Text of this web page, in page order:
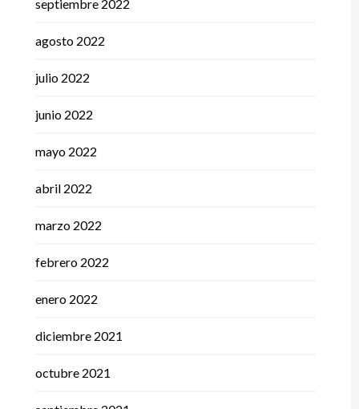
septiembre 2022
agosto 2022
julio 2022
junio 2022
mayo 2022
abril 2022
marzo 2022
febrero 2022
enero 2022
diciembre 2021
octubre 2021